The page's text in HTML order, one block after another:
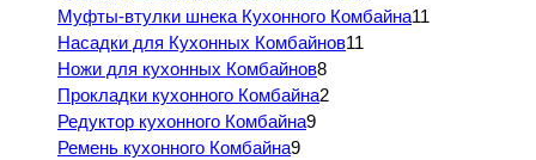
Муфты-втулки шнека Кухонного Комбайна11
Насадки для Кухонных Комбайнов11
Ножи для кухонных Комбайнов8
Прокладки кухонного Комбайна2
Редуктор кухонного Комбайна9
Ремень кухонного Комбайна9